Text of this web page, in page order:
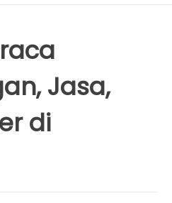
Jasa,
di